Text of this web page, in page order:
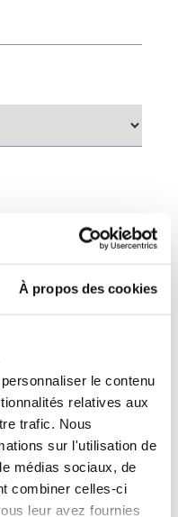
À propos des cookies
le contenu
relatives aux
trafic. Nous
sur l'utilisation de
médias sociaux, de
combiner celles-ci
leur avez fournies